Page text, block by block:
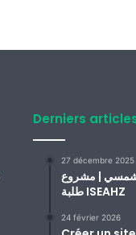
Derniers
27 décembre 2025
| مشروع
طلبة ISEAHZ
24 février 2026